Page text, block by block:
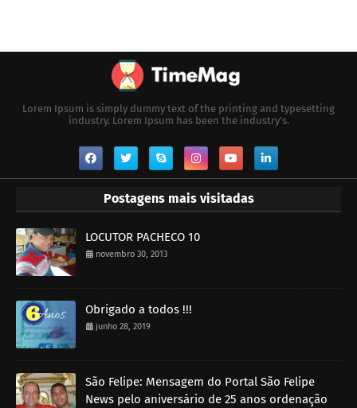
Lorem Ipsum is simply dummy text of the printing and typesetting
industry. Lorem Ipsum has been the industry's.
Postagens mais visitadas
LOCUTOR PACHECO 10
novembro 30, 2013
Obrigado a todos !!!
junho 28, 2019
São Felipe: Mensagem do Portal São Felipe
News pelo aniversário de 25 anos ordenação